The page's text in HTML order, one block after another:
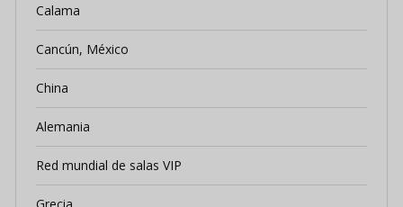
Calama
Cancún, México
China
Alemania
Red mundial de salas VIP